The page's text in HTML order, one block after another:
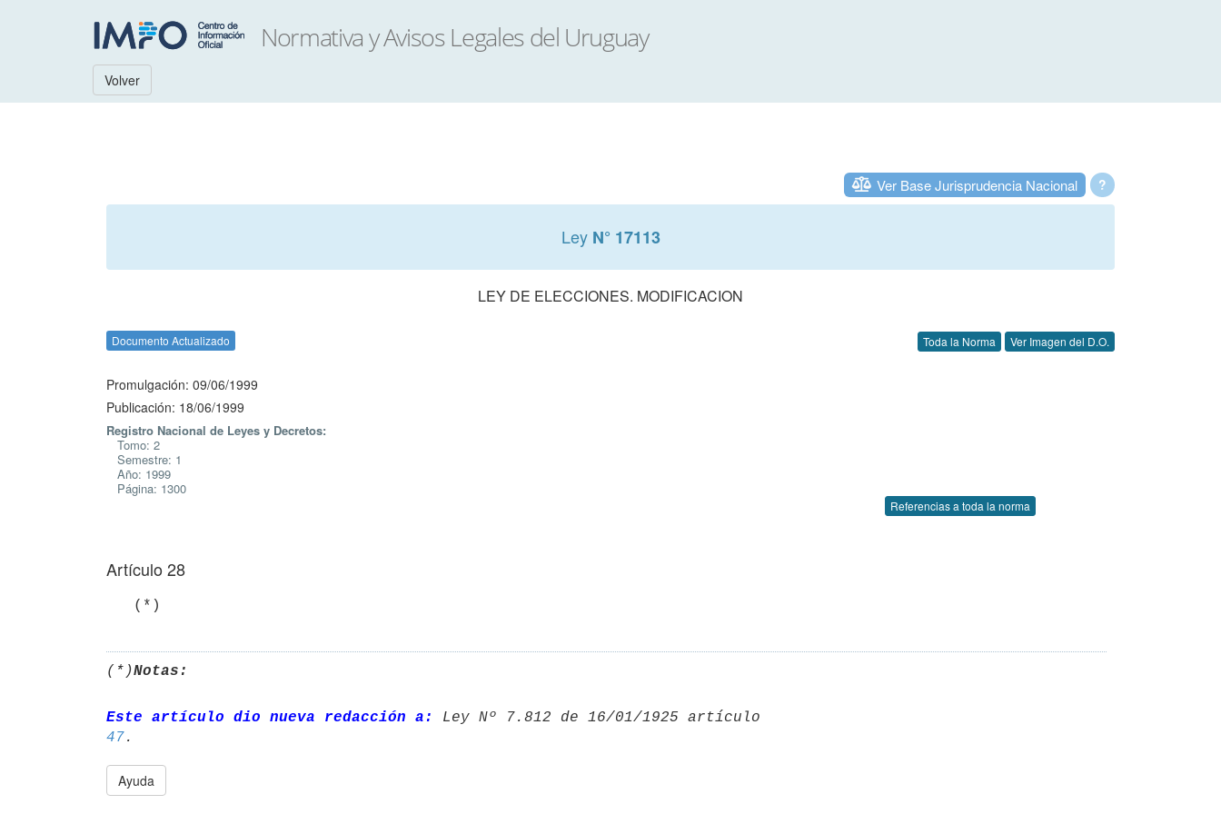
Volver
?
Ver Base Jurisprudencia Nacional
Ley N° 17113
LEY DE ELECCIONES. MODIFICACION
Documento Actualizado Toda la Norma Ver Imagen del D.O.
Promulgación: 09/06/1999
Publicación: 18/06/1999
Registro Nacional de Leyes y Decretos:
Tomo: 2
Semestre: 1
Año: 1999
Página: 1300
Referencias a toda la norma
Artículo 28
   (*)
(*)Notas:
Este artículo dio nueva redacción a:
Ley Nº 7.812 de 16/01/1925 artículo
47
Ayuda